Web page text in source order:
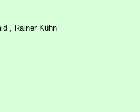
, Rainer Kühn